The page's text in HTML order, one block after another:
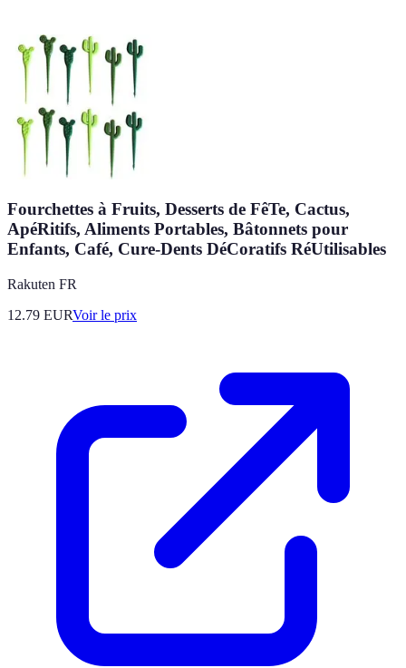
Fourchettes à Fruits, Desserts de FêTe, Cactus,
ApéRitifs, Aliments Portables, Bâtonnets pour
Enfants, Café, Cure-Dents DéCoratifs RéUtilisables
Rakuten FR
12.79 EURVoir le prix